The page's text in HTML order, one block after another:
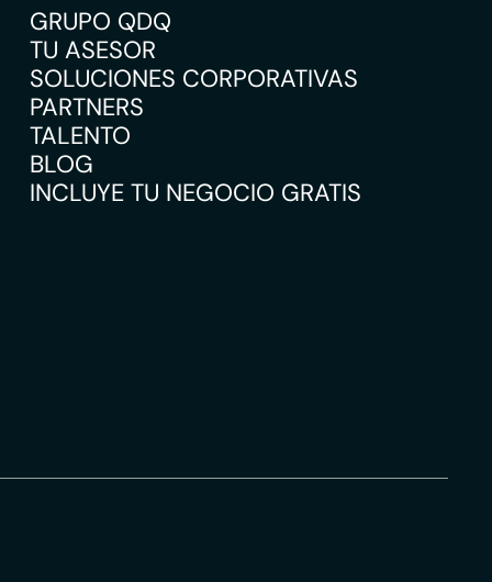
GRUPO QDQ
TU ASESOR
SOLUCIONES CORPORATIVAS
PARTNERS
TALENTO
BLOG
INCLUYE TU NEGOCIO GRATIS